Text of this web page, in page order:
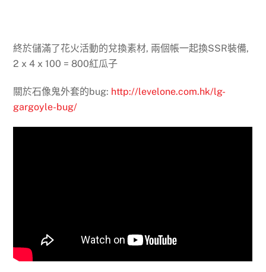
終於儲滿了花火活動的兌換素材, 兩個帳一起換SSR裝備,
2 x 4 x 100 = 800紅瓜子
關於石像鬼外套的bug: http://levelone.com.hk/lg-
gargoyle-bug/